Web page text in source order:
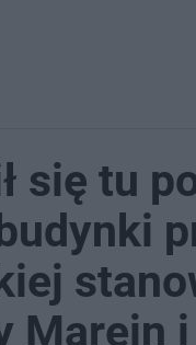
się tu
Marejn